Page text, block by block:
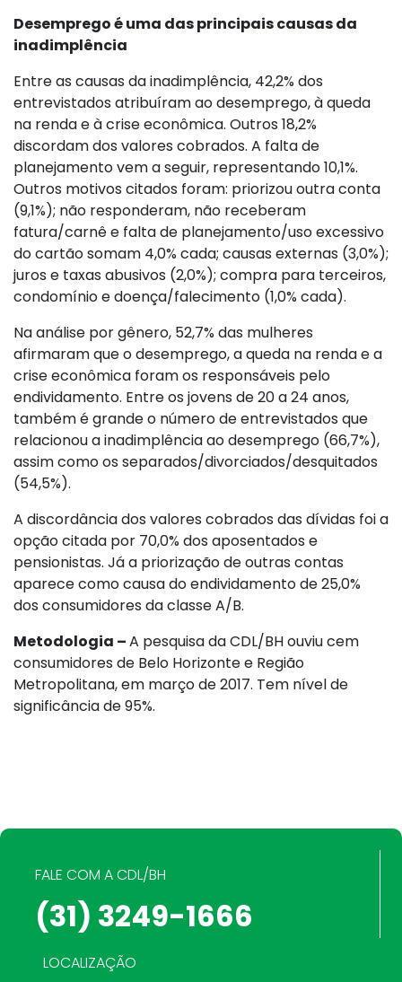
Desemprego é uma das principais causas da
inadimplência
Entre as causas da inadimplência, 42,2% dos
entrevistados atribuíram ao desemprego, à queda
na renda e à crise econômica. Outros 18,2%
discordam dos valores cobrados. A falta de
planejamento vem a seguir, representando 10,1%.
Outros motivos citados foram: priorizou outra conta
(9,1%); não responderam, não receberam
fatura/carnê e falta de planejamento/uso excessivo
do cartão somam 4,0% cada; causas externas (3,0%);
juros e taxas abusivos (2,0%); compra para terceiros,
condomínio e doença/falecimento (1,0% cada).
Na análise por gênero, 52,7% das mulheres
afirmaram que o desemprego, a queda na renda e a
crise econômica foram os responsáveis pelo
endividamento. Entre os jovens de 20 a 24 anos,
também é grande o número de entrevistados que
relacionou a inadimplência ao desemprego (66,7%),
assim como os separados/divorciados/desquitados
(54,5%).
A discordância dos valores cobrados das dívidas foi a
opção citada por 70,0% dos aposentados e
pensionistas. Já a priorização de outras contas
aparece como causa do endividamento de 25,0%
dos consumidores da classe A/B.
Metodologia –A pesquisa da CDL/BH ouviu cem
consumidores de Belo Horizonte e Região
Metropolitana, em março de 2017. Tem nível de
significância de 95%.
FALE COM A CDL/BH
(31) 3249-1666
LOCALIZAÇÃO